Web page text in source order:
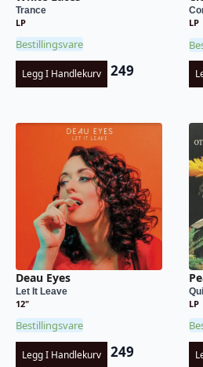
Trance
LP
Bestillingsvare
Legg I Handlekurv 249
LP
Deau Eyes
Let It Leave
12"
Bestillingsvare
Legg I Handlekurv 249
LP